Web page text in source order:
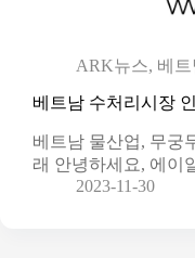
ARK뉴스, 베
베트남 수처리시장
베트남 물산업, 무궁
래 안녕하세요, 에이
2023-11-30